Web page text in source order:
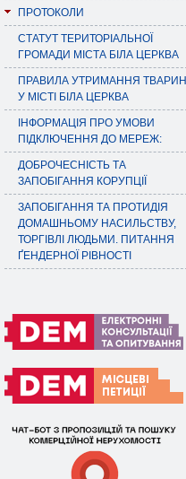
ПРОТОКОЛИ
СТАТУТ ТЕРИТОРІАЛЬНОЇ
ГРОМАДИ МІСТА БІЛА ЦЕРКВА
ПРАВИЛА УТРИМАННЯ ТВАРИН
У МІСТІ БІЛА ЦЕРКВА
ІНФОРМАЦІЯ ПРО УМОВИ
ПІДКЛЮЧЕННЯ ДО МЕРЕЖ:
ДОБРОЧЕСНІСТЬ ТА
ЗАПОБІГАННЯ КОРУПЦІЇ
ЗАПОБІГАННЯ ТА ПРОТИДІЯ
ДОМАШНЬОМУ НАСИЛЬСТВУ,
ТОРГІВЛІ ЛЮДЬМИ. ПИТАННЯ
ҐЕНДЕРНОЇ РІВНОСТІ